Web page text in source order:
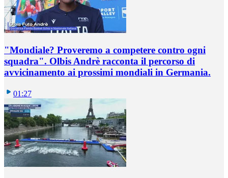
"Mondiale? Proveremo a competere contro ogni
squadra". Olbis Andrè racconta il percorso di
avvicinamento ai prossimi mondiali in Germania.
01:27